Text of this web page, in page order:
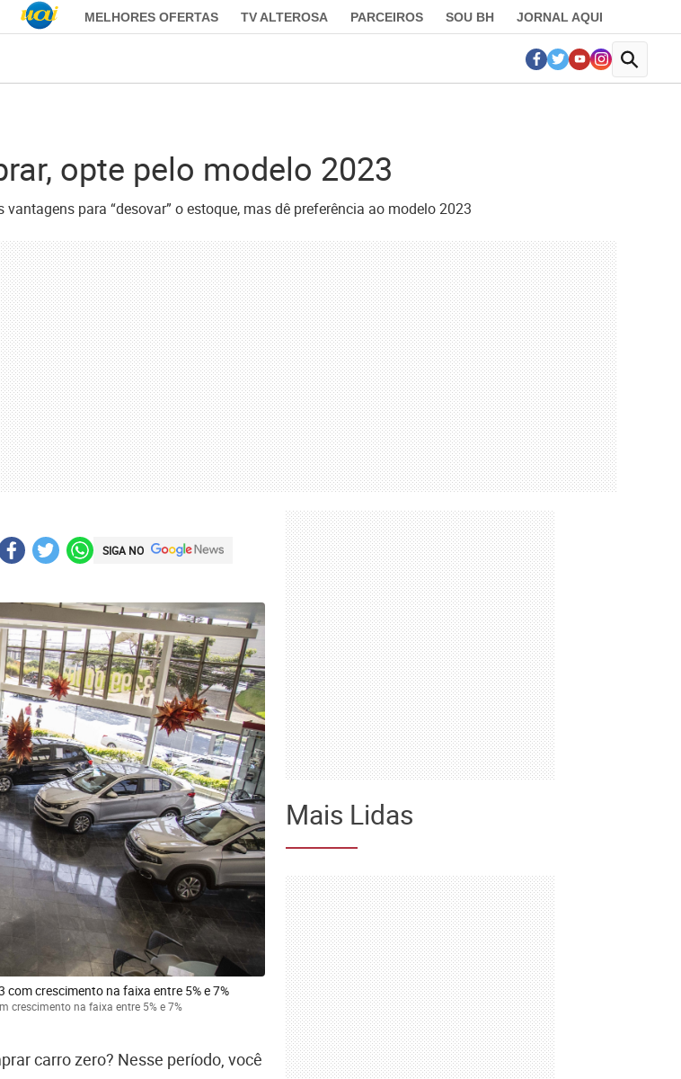
MELHORES OFERTAS TV ALTEROSA PARCEIROS SOU BH JORNAL AQUI
opte pelo modelo 2023
para “desovar” o estoque, mas dê preferência ao modelo 2023
SIGA NO
crescimento na faixa entre 5% e 7%
crescimento na faixa entre 5% e 7%
carro zero? Nesse período, você
Mais Lidas